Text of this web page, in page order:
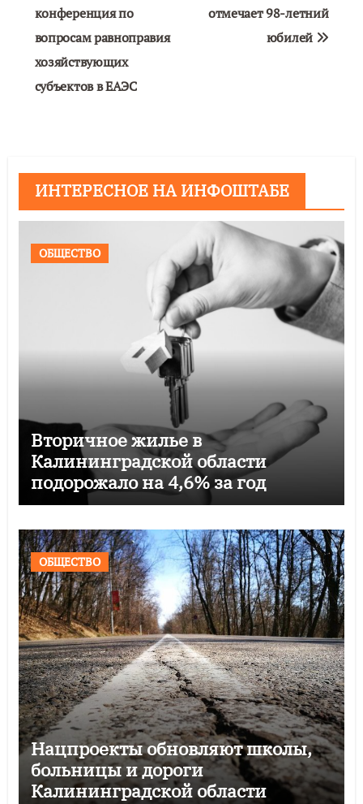
конференция по
вопросам равноправия
хозяйствующих
субъектов в ЕАЭС
отмечает 98-летний
юбилей
ИНТЕРЕСНОЕ НА ИНФОШТАБЕ
ОБЩЕСТВО
Вторичное жилье в
Калининградской области
подорожало на 4,6% за год
ОБЩЕСТВО
Нацпроекты обновляют школы,
больницы и дороги
Калининградской области